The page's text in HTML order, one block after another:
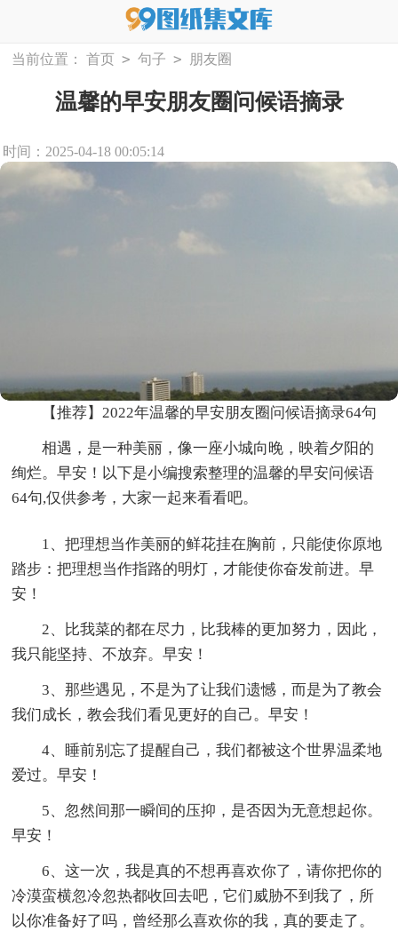
当前位置： 首页 > 句子 > 朋友圈
温馨的早安朋友圈问候语摘录
时间：2025-04-18 00:05:14
【推荐】2022年温馨的早安朋友圈问候语摘录64句
相遇，是一种美丽，像一座小城向晚，映着夕阳的
绚烂。早安！以下是小编搜索整理的温馨的早安问候语
64句,仅供参考，大家一起来看看吧。
1、把理想当作美丽的鲜花挂在胸前，只能使你原地
踏步：把理想当作指路的明灯，才能使你奋发前进。早
安！
2、比我菜的都在尽力，比我棒的更加努力，因此，
我只能坚持、不放弃。早安！
3、那些遇见，不是为了让我们遗憾，而是为了教会
我们成长，教会我们看见更好的自己。早安！
4、睡前别忘了提醒自己，我们都被这个世界温柔地
爱过。早安！
5、忽然间那一瞬间的压抑，是否因为无意想起你。
早安！
6、这一次，我是真的不想再喜欢你了，请你把你的
冷漠蛮横忽冷忽热都收回去吧，它们威胁不到我了，所
以你准备好了吗，曾经那么喜欢你的我，真的要走了。